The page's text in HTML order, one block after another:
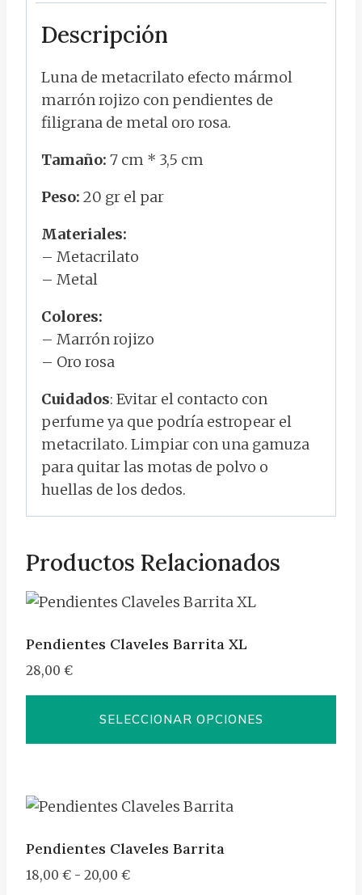
Descripción
Luna de metacrilato efecto mármol
marrón rojizo con pendientes de
filigrana de metal oro rosa.
Tamaño: 7 cm * 3,5 cm
Peso: 20 gr el par
Materiales:
– Metacrilato
– Metal
Colores:
– Marrón rojizo
– Oro rosa
Cuidados: Evitar el contacto con
perfume ya que podría estropear el
metacrilato. Limpiar con una gamuza
para quitar las motas de polvo o
huellas de los dedos.
Productos Relacionados
Pendientes Claveles Barrita XL
28,00 €
SELECCIONAR OPCIONES
tiene
variantes.
Las
Pendientes Claveles Barrita
18,00 € - 20,00 €Rango